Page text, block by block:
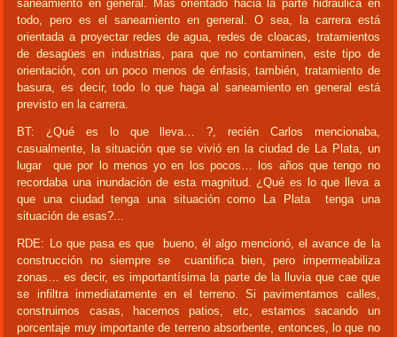
saneamiento en general. Más orientado hacia la parte hidráulica en
todo, pero es el saneamiento en general. O sea, la carrera está
orientada a proyectar redes de agua, redes de cloacas, tratamientos
de desagües en industrias, para que no contaminen, este tipo de
orientación, con un poco menos de énfasis, también, tratamiento de
basura, es decir, todo lo que haga al saneamiento en general está
previsto en la carrera.
BT: ¿Qué es lo que lleva… ?, recién Carlos mencionaba,
casualmente, la situación que se vivió en la ciudad de La Plata, un
lugar que por lo menos yo en los pocos… los años que tengo no
recordaba una inundación de esta magnitud. ¿Qué es lo que lleva a
que una ciudad tenga una situación como La Plata tenga una
situación de esas?...
RDE: Lo que pasa es que bueno, él algo mencionó, el avance de la
construcción no siempre se cuantifica bien, pero impermeabiliza
zonas… es decir, es importantísima la parte de la lluvia que cae que
se infiltra inmediatamente en el terreno. Si pavimentamos calles,
construimos casas, hacemos patios, etc, estamos sacando un
porcentaje muy importante de terreno absorbente, entonces, lo que no